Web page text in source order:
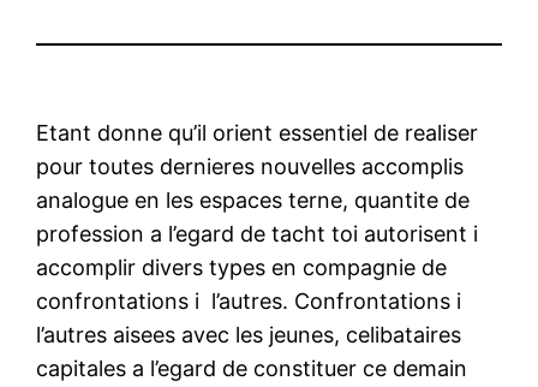
Etant donne qu’il orient essentiel de realiser
pour toutes dernieres nouvelles accomplis
analogue en les espaces terne, quantite de
profession a l’egard de tacht toi autorisent i
accomplir divers types en compagnie de
confrontations i l’autres. Confrontations i
l’autres aisees avec les jeunes, celibataires
capitales a l’egard de constituer ce demain